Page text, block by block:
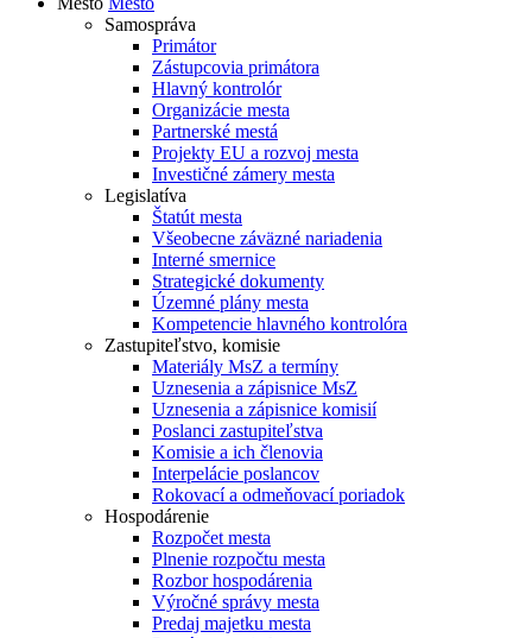
Samospráva
Primátor
Zástupcovia primátora
Hlavný kontrolór
Organizácie mesta
Partnerské mestá
Projekty EU a rozvoj mesta
Investičné zámery mesta
Legislatíva
Štatút mesta
Všeobecne záväzné nariadenia
Interné smernice
Strategické dokumenty
Územné plány mesta
Kompetencie hlavného kontrolóra
Zastupiteľstvo, komisie
Materiály MsZ a termíny
Uznesenia a zápisnice MsZ
Uznesenia a zápisnice komisií
Poslanci zastupiteľstva
Komisie a ich členovia
Interpelácie poslancov
Rokovací a odmeňovací poriadok
Hospodárenie
Rozpočet mesta
Plnenie rozpočtu mesta
Rozbor hospodárenia
Výročné správy mesta
Predaj majetku mesta